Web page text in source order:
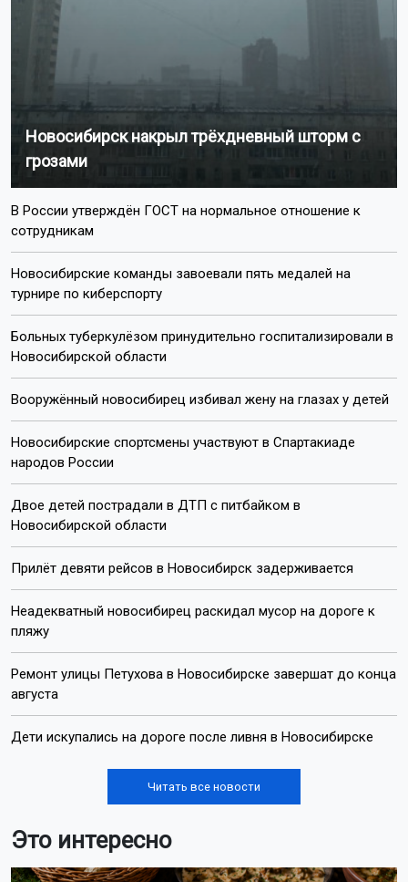
Новосибирск накрыл трёхдневный шторм с
грозами
В России утверждён ГОСТ на нормальное отношение к
сотрудникам
Новосибирские команды завоевали пять медалей на
турнире по киберспорту
Больных туберкулёзом принудительно госпитализировали в
Новосибирской области
Вооружённый новосибирец избивал жену на глазах у детей
Новосибирские спортсмены участвуют в Спартакиаде
народов России
Двое детей пострадали в ДТП с питбайком в
Новосибирской области
Прилёт девяти рейсов в Новосибирск задерживается
Неадекватный новосибирец раскидал мусор на дороге к
пляжу
Ремонт улицы Петухова в Новосибирске завершат до конца
августа
Дети искупались на дороге после ливня в Новосибирске
Читать все новости
Это интересно